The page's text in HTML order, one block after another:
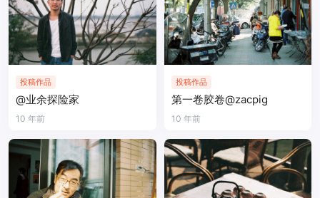
投稿作品
@业余探险家
10 年前
投稿作品
第一卷胶卷@zacpig
10 年前